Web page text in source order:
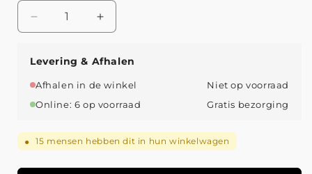
Aantal
verlagen
Sofia™
|
Jurk
Aantal
verhogen
Sofia™
|
Jurk
Levering & Afhalen
Afhalen in de winkel
Niet op voorraad
Online: 6 op voorraad
Gratis bezorging
● 15 mensen hebben dit in hun winkelwagen